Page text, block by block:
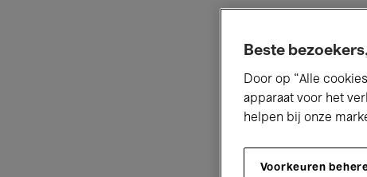
Beste
Door op “Alle
apparaat voor het
helpen bij onze
Voorkeuren